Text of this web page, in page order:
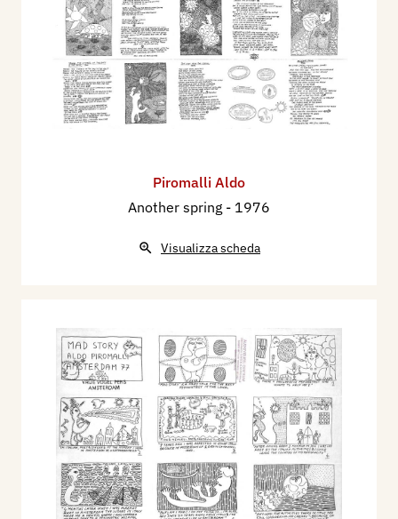
Piromalli Aldo
Another spring - 1976
Visualizza scheda